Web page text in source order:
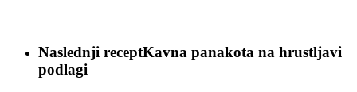
Naslednji receptKavna panakota na hrustljavi
podlagi